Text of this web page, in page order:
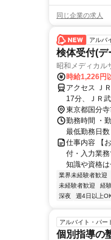
同じ企業の求人
アルバ
検体受付(デ
昭和メディカル
時給1,226円
アクセス Ｊ
17分、ＪＲ
東京都国分
勤務時間 ・
最低勤務日
仕事内容 【
付・入力業
知識や資格
業界未経験者歓迎
未経験者歓迎
経
深夜
週4日以上
アルバイト・パー
個別指導の